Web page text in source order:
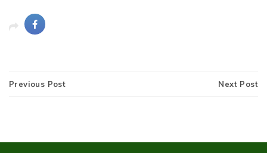
Next Post
Previous Post